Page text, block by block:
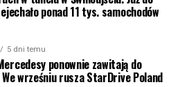
ponad 11 tys. samochodów
5 dni temu
ponownie zawitają do
wrześniu rusza StarDrive Poland